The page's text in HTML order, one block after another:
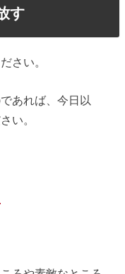
す
さい。
あれば、今日以
い。